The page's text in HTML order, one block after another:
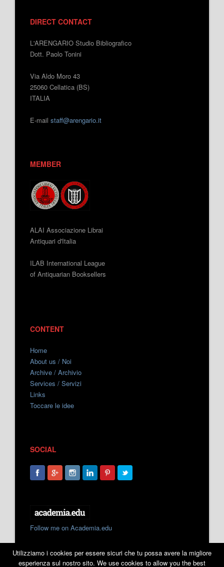
DIRECT CONTACT
L'ARENGARIO Studio Bibliografico
Dott. Paolo Tonini
Via Aldo Moro 43
25060 Cellatica (BS)
ITALIA
E-mail staff@arengario.it
MEMBER
ALAI Associazione Librai
Antiquari d'Italia
ILAB International League
of Antiquarian Booksellers
CONTENT
Home
About us / Noi
Archive / Archivio
Services / Servizi
Links
Toccare le idee
SOCIAL
Follow me on Academia.edu
Utilizziamo i cookies per essere sicuri che tu possa avere la migliore
esperienza sul nostro sito. We use cookies to allow you the best